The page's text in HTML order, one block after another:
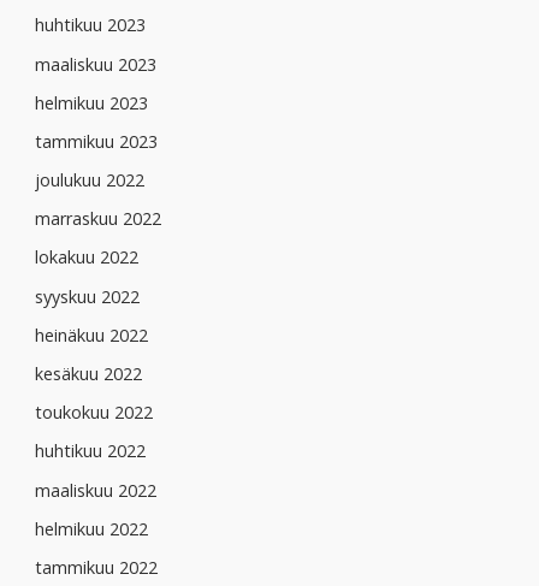
huhtikuu 2023
maaliskuu 2023
helmikuu 2023
tammikuu 2023
joulukuu 2022
marraskuu 2022
lokakuu 2022
syyskuu 2022
heinäkuu 2022
kesäkuu 2022
toukokuu 2022
huhtikuu 2022
maaliskuu 2022
helmikuu 2022
tammikuu 2022